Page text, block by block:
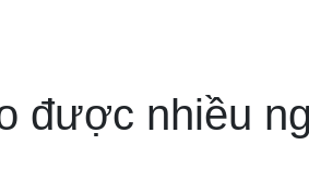
được nhiều